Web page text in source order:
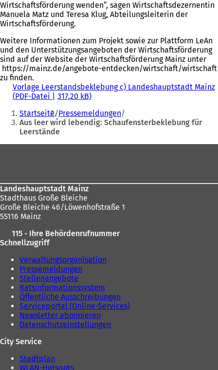
Wirtschaftsförderung wenden“, sagen Wirtschaftsdezernentin
Manuela Matz und Teresa Klug, Abteilungsleiterin der
Wirtschaftsförderung.
Weitere Informationen zum Projekt sowie zur Plattform LeAn
und den Unterstützungsangeboten der Wirtschaftsförderung
sind auf der Website der Wirtschaftsförderung Mainz unter
https://mainz.de/angebote-entdecken/wirtschaft/wirtschaft
zu finden.
Vorlage Leerstandsbeklebung c) Landeshauptstadt Mainz
PDF-Datei 317,20 kB
Sie
befinden
sich
hier:
Startseite Pressemeldungen
Aus leer wird lebendig: Schaufensterbeklebung für
Leerstände
Landeshauptstadt Mainz
Stadthaus Große Bleiche
Große Bleiche 46/Löwenhofstraße 1
55116 Mainz
115 - Ihre Behördenrufnummer
Schnellzugriff
Verwaltungsorganisation
Pressemeldungen
Stellenangebote
Ratsinformationssystem
Öffentliche Ausschreibungen
Serviceportal (Online-Services)
Newsletter abonnieren
Datenschutzeinstellungen
City Service
Stadtplan
WLAN-Hotspots